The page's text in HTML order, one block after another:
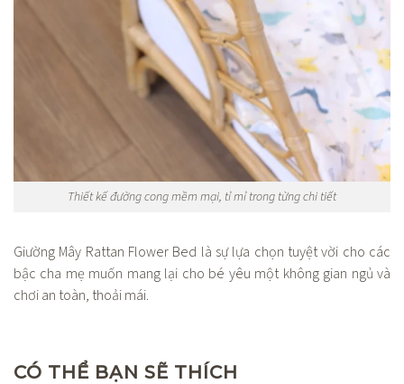
Thiết kế đường cong mềm mại, tỉ mỉ trong từng chi tiết
Giường Mây Rattan Flower Bed là sự lựa chọn tuyệt vời cho các
bậc cha mẹ muốn mang lại cho bé yêu một không gian ngủ và
chơi an toàn, thoải mái.
CÓ THỂ BẠN SẼ THÍCH